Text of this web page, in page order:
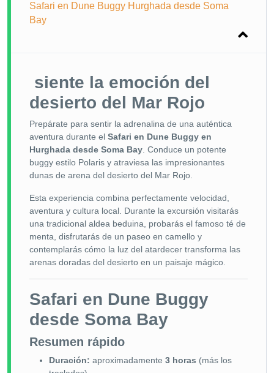
Safari en Dune Buggy Hurghada desde Soma
Bay
siente la emoción del
desierto del Mar Rojo
Prepárate para sentir la adrenalina de una auténtica
aventura durante el Safari en Dune Buggy en
Hurghada desde Soma Bay . Conduce un potente
buggy estilo Polaris y atraviesa las impresionantes
dunas de arena del desierto del Mar Rojo.
Esta experiencia combina perfectamente velocidad,
aventura y cultura local. Durante la excursión visitarás
una tradicional aldea beduina, probarás el famoso té de
menta, disfrutarás de un paseo en camello y
contemplarás cómo la luz del atardecer transforma las
arenas doradas del desierto en un paisaje mágico.
Safari en Dune Buggy
desde Soma Bay
Resumen rápido
Duración: aproximadamente 3 horas (más los